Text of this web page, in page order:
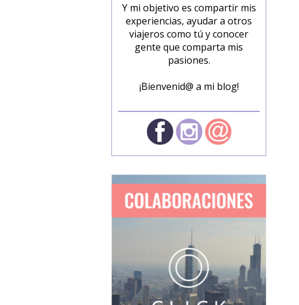
Y mi objetivo es compartir mis
experiencias, ayudar a otros
viajeros como tú y conocer
gente que comparta mis
pasiones.
¡Bienvenid@ a mi blog!